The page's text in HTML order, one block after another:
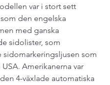
var i stort sett
den engelska
med ganska
sidolister, som
sidomarkeringsljusen som
USA. Amerikanerna var
4-växlade automatiska